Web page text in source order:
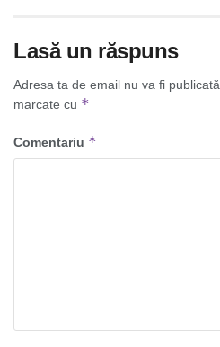
Lasă un răspuns
Adresa ta de email nu va fi publicată.
marcate cu *
Comentariu *